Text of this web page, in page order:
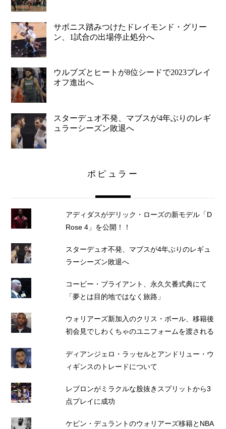
サボニス踏みつけたドレイモンド・グリー
ン、1試合の出場停止処分へ
ウルブズとヒートが8位シードで2023プレイ
オフ進出へ
スターデュオ不発、マブスが4年ぶりのレギ
ュラーシーズン敗退へ
ポピュラー
アディダスがデリック・ローズの新モデル「D
Rose 4」を公開！！
スターデュオ不発、マブスが4年ぶりのレギュ
ラーシーズン敗退へ
コービー・ブライアント、永久欠番式典にて
「夢とは目的地ではなく旅路」
ウォリアーズ新加入のクリス・ポール、移籍後
初会見でしわくちゃのユニフォームを渡される
ディアンジェロ・ラッセルとアンドリュー・ウ
ィギンスのトレードについて
レブロンがミラクルな股抜きスプリットから3
点プレイに成功
ケビン・デュラントのウォリアーズ移籍とNBA